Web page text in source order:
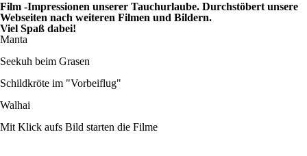
Film -Impressionen unserer Tauchurlaube. Durchstöbert unsere
Webseiten nach weiteren Filmen und Bildern.
Viel Spaß dabei!
Manta
Seekuh beim Grasen
Schildkröte im "Vorbeiflug"
Walhai
Mit Klick aufs Bild starten die Filme